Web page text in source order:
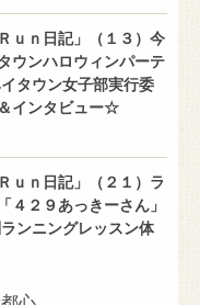
ｕｎ日記」（１３）今
ウンハロウィンパーテ
タウン女子部実行委
インタビュー☆
ｕｎ日記」（２１）ラ
４２９あっきーさん」
ンニングレッスン体